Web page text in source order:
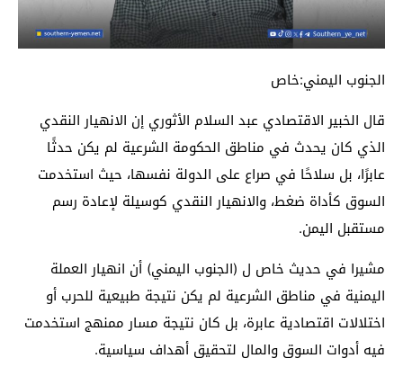
الجنوب اليمني:خاص
قال الخبير الاقتصادي عبد السلام الأثوري إن الانهيار النقدي
الذي كان يحدث في مناطق الحكومة الشرعية لم يكن حدثًا
عابرًا، بل سلاحًا في صراع على الدولة نفسها، حيث استخدمت
السوق كأداة ضغط، والانهيار النقدي كوسيلة لإعادة رسم
مستقبل اليمن.
مشيرا في حديث خاص ل (الجنوب اليمني) أن انهيار العملة
اليمنية في مناطق الشرعية لم يكن نتيجة طبيعية للحرب أو
اختلالات اقتصادية عابرة، بل كان نتيجة مسار ممنهج استخدمت
فيه أدوات السوق والمال لتحقيق أهداف سياسية.